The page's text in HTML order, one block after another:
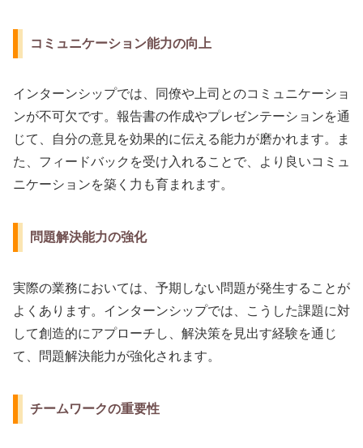
コミュニケーション能力の向上
インターンシップでは、同僚や上司とのコミュニケーショ
ンが不可欠です。報告書の作成やプレゼンテーションを通
じて、自分の意見を効果的に伝える能力が磨かれます。ま
た、フィードバックを受け入れることで、より良いコミュ
ニケーションを築く力も育まれます。
問題解決能力の強化
実際の業務においては、予期しない問題が発生することが
よくあります。インターンシップでは、こうした課題に対
して創造的にアプローチし、解決策を見出す経験を通じ
て、問題解決能力が強化されます。
チームワークの重要性